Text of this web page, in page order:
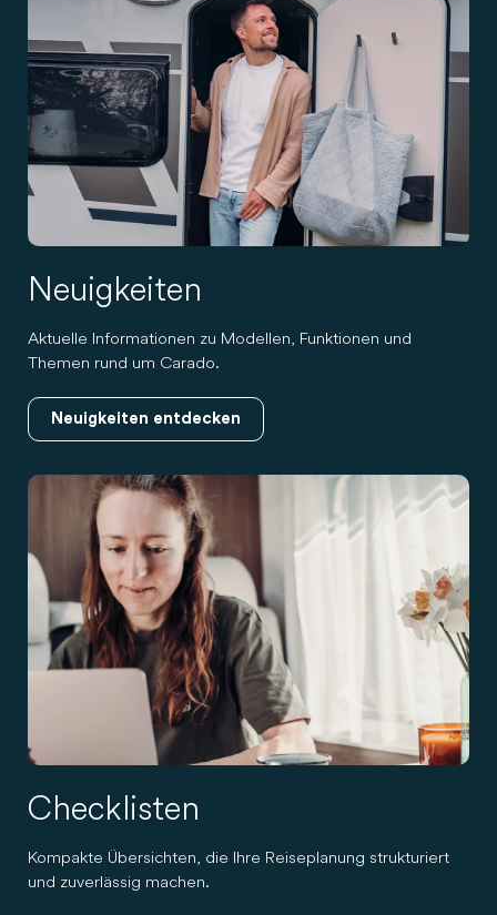
Neuigkeiten
Aktuelle Informationen zu Modellen, Funktionen und
Themen rund um Carado.
Neuigkeiten entdecken
Checklisten
Kompakte Übersichten, die Ihre Reiseplanung strukturiert
und zuverlässig machen.